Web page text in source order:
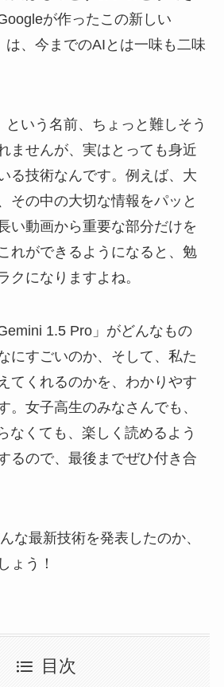
が作ったこの新しい
は、今までのAIとは一味も二味
という名前、ちょっと難しそう
ませんが、実はとっても身近
る技術なんです。例えば、大
その中の大切な情報をパッと
い動画から重要な部分だけを
れができるようになると、勉
クになりますよね。
1.5 Pro」がどんなもの
にすごいのか、そして、私た
てくれるのかを、わかりやす
。女子高生のみなさんでも、
なくても、楽しく読めるよう
るので、最後までぜひ付き合
な最新技術を発表したのか、
ょう！
目次